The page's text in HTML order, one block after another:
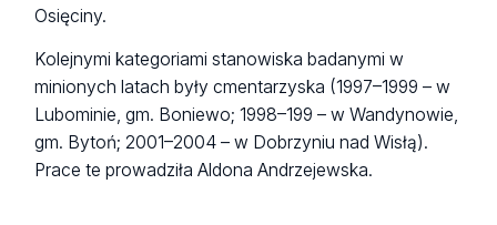
Osięciny.
Kolejnymi kategoriami stanowiska badanymi w
minionych latach były cmentarzyska (1997–1999 – w
Lubominie, gm. Boniewo; 1998–199 – w Wandynowie,
gm. Bytoń; 2001–2004 – w Dobrzyniu nad Wisłą).
Prace te prowadziła Aldona Andrzejewska.